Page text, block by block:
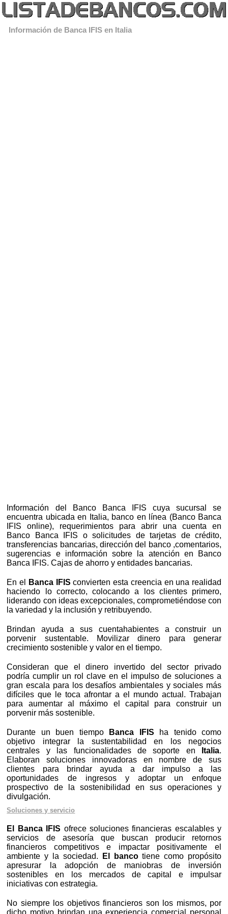
Información de Banca IFIS en Italia
Información del Banco Banca IFIS cuya sucursal se
encuentra ubicada en Italia, banco en línea (Banco Banca
IFIS online), requerimientos para abrir una cuenta en
Banco Banca IFIS o solicitudes de tarjetas de crédito,
transferencias bancarias, dirección del banco ,comentarios,
sugerencias e información sobre la atención en Banco
Banca IFIS. Cajas de ahorro y entidades bancarias.
En el Banca IFIS convierten esta creencia en una realidad
haciendo lo correcto, colocando a los clientes primero,
liderando con ideas excepcionales, comprometiéndose con
la variedad y la inclusión y retribuyendo.
Brindan ayuda a sus cuentahabientes a construir un
porvenir sustentable. Movilizar dinero para generar
crecimiento sostenible y valor en el tiempo.
Consideran que el dinero invertido del sector privado
podría cumplir un rol clave en el impulso de soluciones a
gran escala para los desafíos ambientales y sociales más
difíciles que le toca afrontar a el mundo actual. Trabajan
para aumentar al máximo el capital para construir un
porvenir más sostenible.
Durante un buen tiempo Banca IFIS ha tenido como
objetivo integrar la sustentabilidad en los negocios
centrales y las funcionalidades de soporte en
Italia.
Elaboran soluciones innovadoras en nombre de sus
clientes para brindar ayuda a dar impulso a las
oportunidades de ingresos y adoptar un enfoque
prospectivo de la sostenibilidad en sus operaciones y
divulgación.
Soluciones y servicio
El Banca IFIS ofrece soluciones financieras escalables y
servicios de asesoría que buscan producir retornos
financieros competitivos e impactar positivamente el
ambiente y la sociedad.
El bancotiene como propósito
apresurar la adopción de maniobras de inversión
sostenibles en los mercados de capital e impulsar
iniciativas con estrategia.
No siempre los objetivos financieros son los mismos, por
dicho motivo brindan una experiencia comercial personal